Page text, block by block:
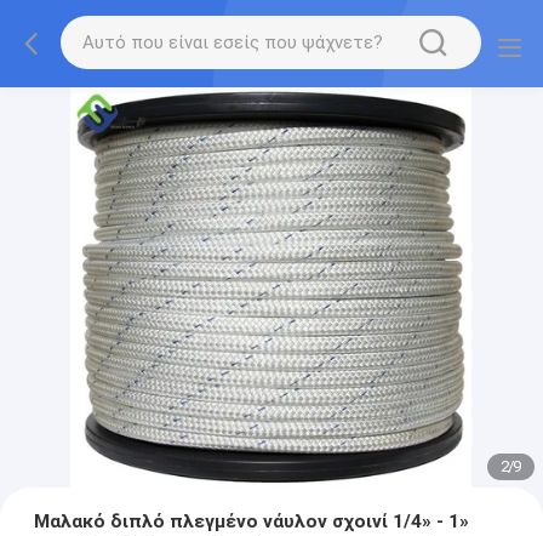
2/9
Μαλακό διπλό πλεγμένο νάυλον σχοινί 1/4» - 1»